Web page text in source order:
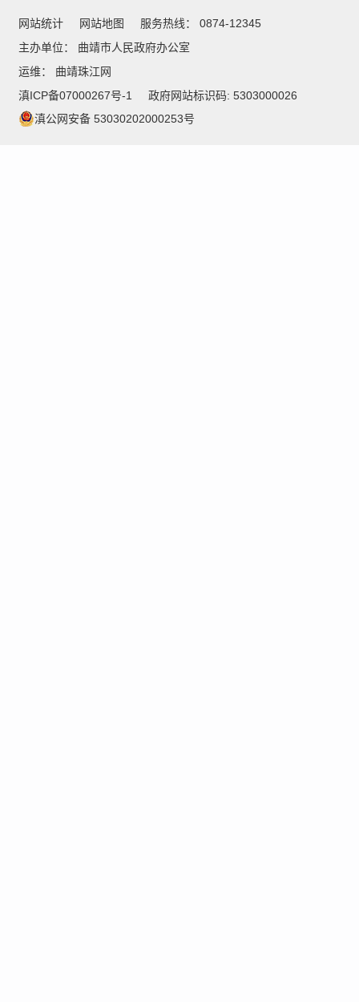
网站统计 网站地图
服务热线： 0874-12345
主办单位： 曲靖市人民政府办公室
运维： 曲靖珠江网
滇ICP备07000267号-1
政府网站标识码: 5303000026
滇公网安备 53030202000253号